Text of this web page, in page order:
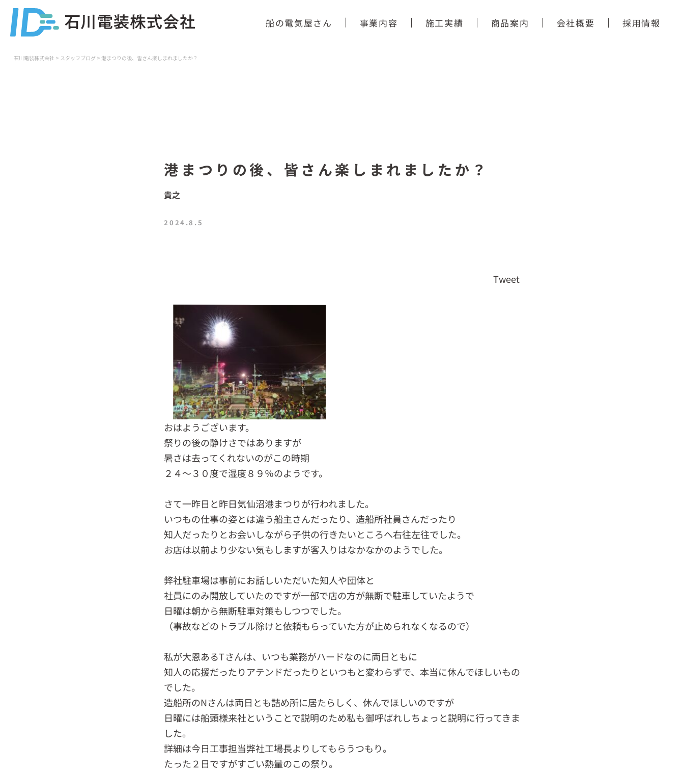
船の電気屋さん 事業内容 施工実績 商品案内 会社概要 採用情報
石川電装株式会社 > スタッフブログ > 港まつりの後、皆さん楽しまれましたか？
港まつりの後、皆さん楽しまれましたか？
貴之
2024.8.5
Tweet
おはようございます。
祭りの後の静けさではありますが
暑さは去ってくれないのがこの時期
２４～３０度で湿度８９％のようです。
さて一昨日と昨日気仙沼港まつりが行われました。
いつもの仕事の姿とは違う船主さんだったり、造船所社員さんだったり
知人だったりとお会いしながら子供の行きたいところへ右往左往でした。
お店は以前より少ない気もしますが客入りはなかなかのようでした。
弊社駐車場は事前にお話しいただいた知人や団体と
社員にのみ開放していたのですが一部で店の方が無断で駐車していたようで
日曜は朝から無断駐車対策もしつつでした。
（事故などのトラブル除けと依頼もらっていた方が止められなくなるので）
私が大恩あるTさんは、いつも業務がハードなのに両日ともに
知人の応援だったりアテンドだったりといつもと変わらずで、本当に休んでほしいもの
でした。
造船所のNさんは両日とも詰め所に居たらしく、休んでほしいのですが
日曜には船頭様来社ということで説明のため私も御呼ばれしちょっと説明に行ってきま
した。
詳細は今日工事担当弊社工場長よりしてもらうつもり。
たった２日ですがすごい熱量のこの祭り。